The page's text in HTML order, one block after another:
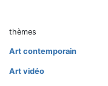
thèmes
Art contemporain
Art vidéo